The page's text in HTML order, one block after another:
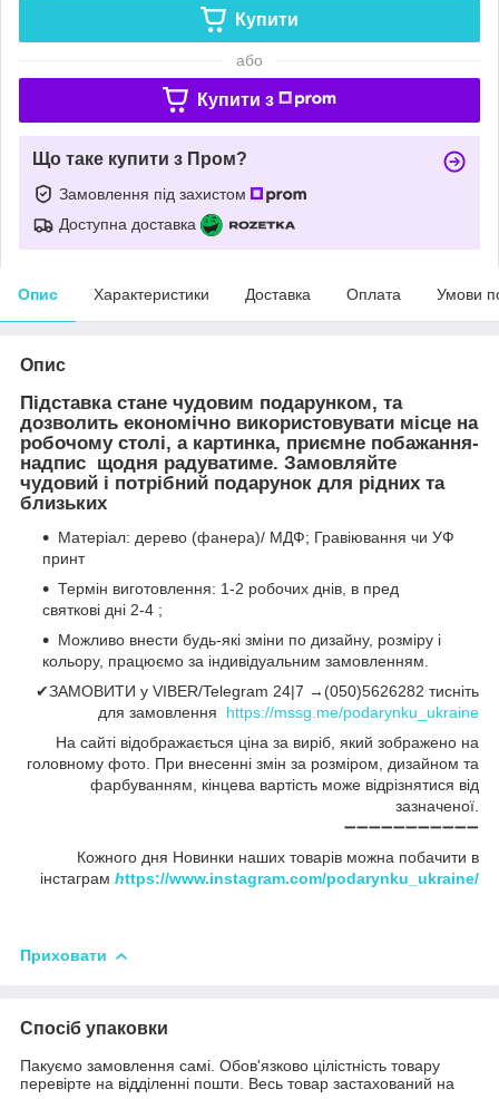
Купити
або
Купити з
Що таке купити з Пром?
Замовлення під захистом
Доступна доставка
Опис Характеристики Доставка Оплата Умови
Опис
Підставка стане чудовим подарунком, та
дозволить економічно використовувати місце на
робочому столі, а картинка, приємне побажання-
надпис щодня радуватиме. Замовляйте
чудовий і потрібний подарунок для рідних та
близьких
Матеріал: дерево (фанера)/ МДФ; Гравіювання чи УФ
принт
Термін виготовлення: 1-2 робочих днів, в пред
святкові дні 2-4 ;
Можливо внести будь-які зміни по дизайну, розміру і
кольору, працюємо за індивідуальним замовленням.
✔ЗАМОВИТИ у VIBER/Telegram 24|7 →(050)5626282 тисніть
для замовлення https://mssg.me/podarynku_ukraine
На сайті відображається ціна за виріб, який зображено на
головному фото. При внесенні змін за розміром, дизайном та
фарбуванням, кінцева вартість може відрізнятися від
зазначеної.
➖➖➖➖➖➖➖➖➖➖➖
Кожного дня Новинки наших товарів можна побачити в
інстаграм https://www.instagram.com/podarynku_ukraine/
Приховати
Спосіб упаковки
Пакуємо замовлення самі. Обов'язково цілістність товару
перевірте на відділенні пошти. Весь товар застахований на